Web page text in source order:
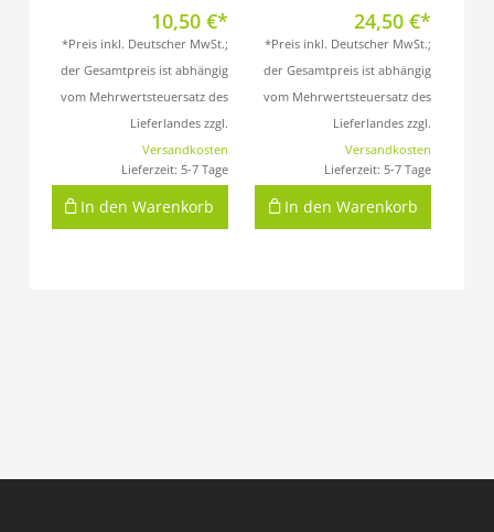
In den Warenkorb
10,50 €
*Preis inkl. Deutscher MwSt.;
der Gesamtpreis ist abhängig
vom Mehrwertsteuersatz des
Lieferlandes zzgl.
Versandkosten
Lieferzeit: 5-7 Tage
In den Warenkorb
24,50 €
*Preis inkl. Deutscher MwSt.;
der Gesamtpreis ist abhängig
vom Mehrwertsteuersatz des
Lieferlandes zzgl.
Versandkosten
Lieferzeit: 5-7 Tage